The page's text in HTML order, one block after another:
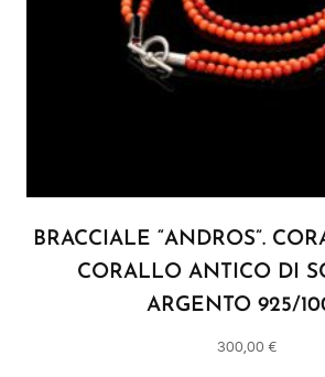
BRACCIALE “ANDROS”.
CORALLO ANTICO DI
ARGENTO 925/
300,00 €